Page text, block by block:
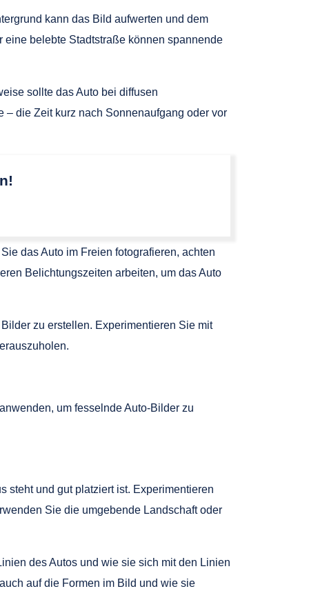
kann das Bild aufwerten und dem
belebte Stadtstraße können spannende
sollte das Auto bei diffusen
die Zeit kurz nach Sonnenaufgang oder vor
das Auto im Freien fotografieren, achten
Belichtungszeiten arbeiten, um das Auto
zu erstellen. Experimentieren Sie mit
um fesselnde Auto-Bilder zu
steht und gut platziert ist. Experimentieren
Sie die umgebende Landschaft oder
des Autos und wie sie sich mit den Linien
auf die Formen im Bild und wie sie